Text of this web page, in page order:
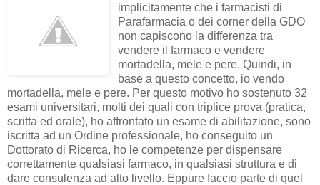
implicitamente che i farmacisti di
Parafarmacia o dei corner della GDO
non capiscono la differenza tra
vendere il farmaco e vendere
mortadella, mele e pere. Quindi, in
base a questo concetto, io vendo
mortadella, mele e pere. Per questo motivo ho sostenuto 32
esami universitari, molti dei quali con triplice prova (pratica,
scritta ed orale), ho affrontato un esame di abilitazione, sono
iscritta ad un Ordine professionale, ho conseguito un
Dottorato di Ricerca, ho le competenze per dispensare
correttamente qualsiasi farmaco, in qualsiasi struttura e di
dare consulenza ad alto livello. Eppure faccio parte di quel